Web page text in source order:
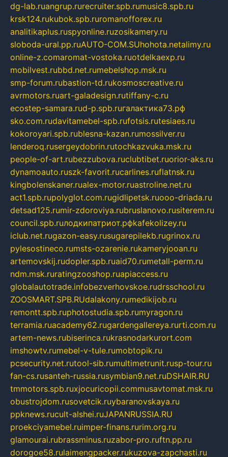
dg-lab.ruangrup.rurecruiter.spb.rumusic8.spb.ru
krsk124.rukubok.spb.ruromanofforex.ru
analitikaplus.ruspyonline.ruzosikamery.ru
sloboda-ural.pp.ruAUTO-COM.SUhohota.netalimy.ru
online-z.comaromat-vostoka.ruotdelkaexp.ru
mobilvest.rubbd.net.rumebelshop.msk.ru
smp-forum.rubastion-td.rukosmoscreative.ru
avrmotors.ruart-galadesign.rutiffany-c.ru
ecostep-samara.rud-p.spb.ruгалактика73.рф
sko.com.rudavitamebel-spb.rufotsis.rutesiaes.ru
kokoroyari.spb.rublesna-kazan.rumossilver.ru
lenderoq.rusergeydobrin.rutochkazvuka.msk.ru
people-of-art.rubezzubova.ruclubtibet.ruorior-aks.ru
dynamoauto.ruszk-favorit.rucarlines.ruflatnsk.ru
kingbolenskaner.rualex-motor.ruastroline.net.ru
act1.spb.rupolyglot.com.rugidlipetsk.ruooo-driada.ru
detsad125.rumir-zdoroviya.rubruslanovo.rusiterem.ru
council.spb.ruлодкипатриот.рфkafekolizey.ru
iclub.net.rugazon-easy.rusugarepilekb.rugrinox.ru
pylesostineco.rumsts-ozarenie.rukameryjooan.ru
artemovskij.rudopler.spb.ruaid70.rumetall-perm.ru
ndm.msk.ruratingzooshop.ruapiaccess.ru
globalautotrade.infobezverhovskoe.rudrsschool.ru
ZOOSMART.SPB.RUdalakony.rumedikijob.ru
remontt.spb.ruphotostudia.spb.rumyragon.ru
terramia.ruacademy62.rugardengallereya.rurti.com.ru
artem-news.rubiserinca.rukrasnodarkurort.com
imshowtv.rumebel-v-tule.rumobtopik.ru
pcsecurity.net.rutool-sib.rumultimetrunit.rusp-tour.ru
fan-cs.rusanteh-russia.rusymbian9.net.ruDSHAIR.RU
tmmotors.spb.ruxjocuricopii.commusavtomat.msk.ru
obustrojdom.rusovetcik.ruybaranovskaya.ru
ppknews.rucult-alshei.ruJAPANRUSSIA.RU
proekciyamebel.ruimper-finans.rurim.org.ru
glamourai.rubrassminus.ruzabor-pro.ruftn.pp.ru
dorogoe58.rulaimengpacker.rukuzova-zapchasti.ru